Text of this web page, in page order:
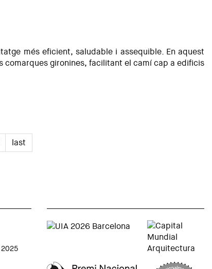
més eficient, saludable i assequible. En aquest
gironines, facilitant el camí cap a edificis
last